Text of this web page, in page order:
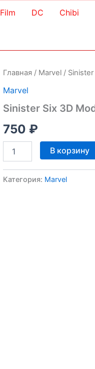
Film DC Chibi
Главная / Marvel /
Marvel
Sinister Six 3D
750 ₽
Количество
товара
Six
В корзину
Категория: Marvel